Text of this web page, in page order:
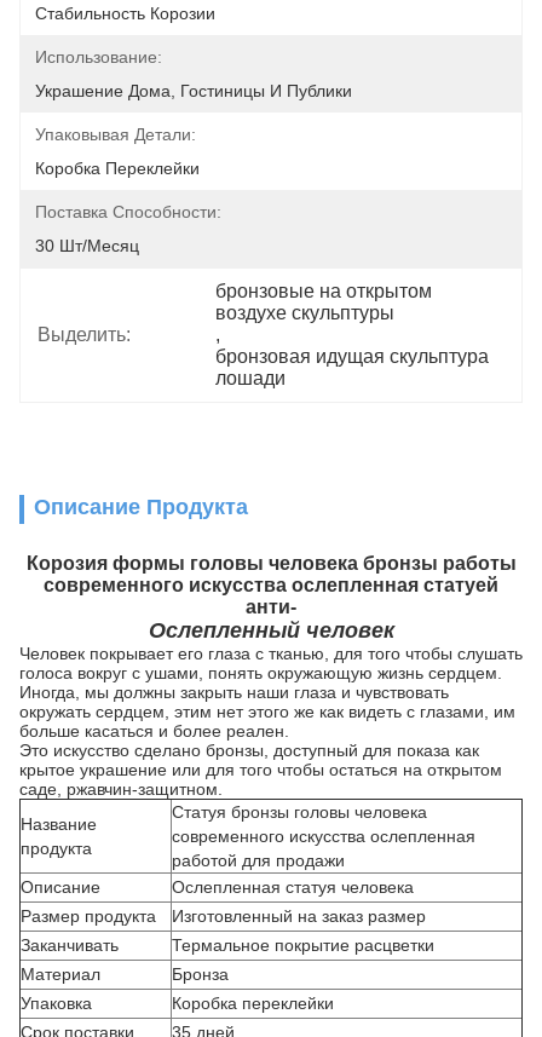
Стабильность Корозии
Использование:
Украшение Дома, Гостиницы И Публики
Упаковывая Детали:
Коробка Переклейки
Поставка Способности:
30 Шт/месяц
Выделить:
бронзовые на открытом
воздухе скульптуры
,
бронзовая идущая скульптура
лошади
Описание Продукта
Корозия формы головы человека бронзы работы
современного искусства ослепленная статуей
анти-
Ослепленный человек
Человек покрывает его глаза с тканью, для того чтобы слушать
голоса вокруг с ушами, понять окружающую жизнь сердцем.
Иногда, мы должны закрыть наши глаза и чувствовать
окружать сердцем, этим нет этого же как видеть с глазами, им
больше касаться и более реален.
Это искусство сделано бронзы, доступный для показа как
крытое украшение или для того чтобы остаться на открытом
саде, ржавчин-защитном.
Название
продукта
Статуя бронзы головы человека
современного искусства ослепленная
работой для продажи
Описание
Ослепленная статуя человека
Размер продукта
Изготовленный на заказ размер
Заканчивать
Термальное покрытие расцветки
Материал
Бронза
Упаковка
Коробка переклейки
Срок поставки
35 дней